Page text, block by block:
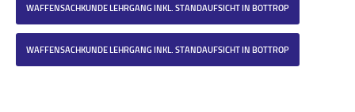
WAFFENSACHKUNDE LEHRGANG INKL. STANDAUFSICHT IN BOTTROP
WAFFENSACHKUNDE LEHRGANG INKL. STANDAUFSICHT IN BOTTROP